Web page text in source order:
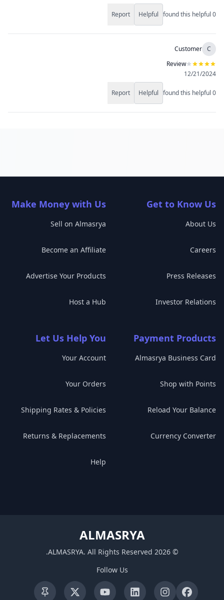
0
found this helpful
Helpful
Report
C
Customer
Review
12/21/2024
0
found this helpful
Helpful
Report
Get to Know Us
About Us
Careers
Press Releases
Investor Relations
Make Money with Us
Sell on Almasrya
Become an Affiliate
Advertise Your Products
Host a Hub
Payment Products
Almasrya Business Card
Shop with Points
Reload Your Balance
Currency Converter
Let Us Help You
Your Account
Your Orders
Shipping Rates & Policies
Returns & Replacements
Help
ALMASRYA
©
2026
ALMASRYA. All Rights Reserved
.
Follow Us